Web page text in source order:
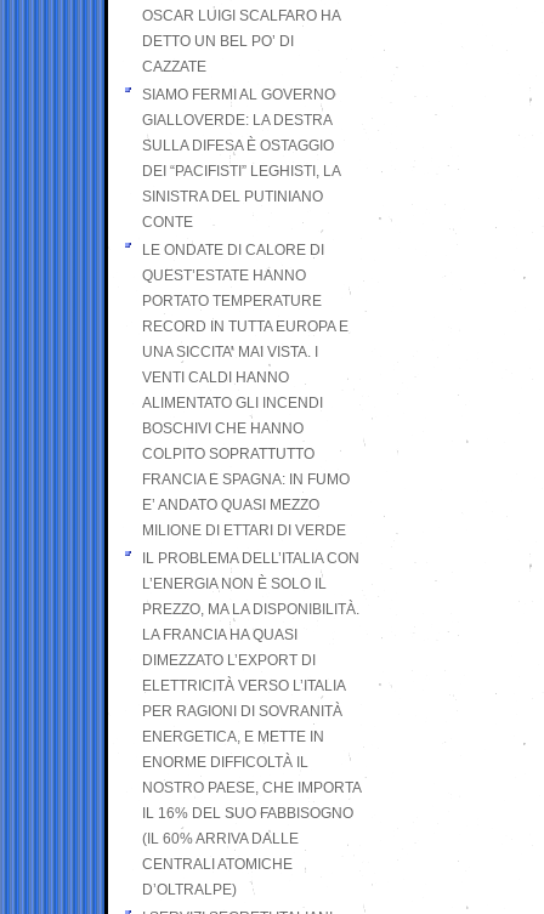
OSCAR LUIGI SCALFARO HA
DETTO UN BEL PO’ DI
CAZZATE
SIAMO FERMI AL GOVERNO
GIALLOVERDE: LA DESTRA
SULLA DIFESA È OSTAGGIO
DEI “PACIFISTI” LEGHISTI, LA
SINISTRA DEL PUTINIANO
CONTE
LE ONDATE DI CALORE DI
QUEST’ESTATE HANNO
PORTATO TEMPERATURE
RECORD IN TUTTA EUROPA E
UNA SICCITA’ MAI VISTA. I
VENTI CALDI HANNO
ALIMENTATO GLI INCENDI
BOSCHIVI CHE HANNO
COLPITO SOPRATTUTTO
FRANCIA E SPAGNA: IN FUMO
E’ ANDATO QUASI MEZZO
MILIONE DI ETTARI DI VERDE
IL PROBLEMA DELL’ITALIA CON
L’ENERGIA NON È SOLO IL
PREZZO, MA LA DISPONIBILITÀ.
LA FRANCIA HA QUASI
DIMEZZATO L’EXPORT DI
ELETTRICITÀ VERSO L’ITALIA
PER RAGIONI DI SOVRANITÀ
ENERGETICA, E METTE IN
ENORME DIFFICOLTÀ IL
NOSTRO PAESE, CHE IMPORTA
IL 16% DEL SUO FABBISOGNO
(IL 60% ARRIVA DALLE
CENTRALI ATOMICHE
D’OLTRALPE)